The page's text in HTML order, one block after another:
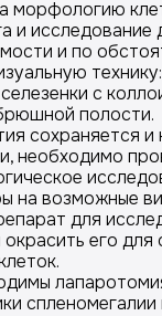
морфологию
и исследование
и по
с
полости.
сохраняется и
необходимо
на возможные
для
его для
спленомегалии